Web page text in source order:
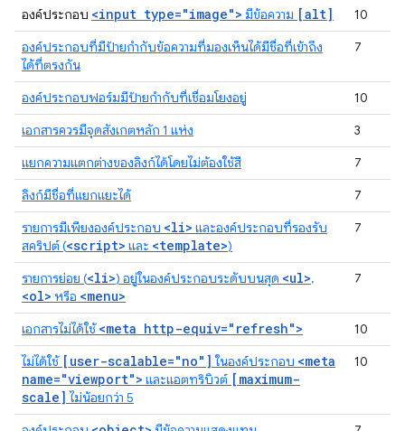
องค์ประกอบ <input type="image"> มีข้อความ [alt]
10
องค์ประกอบที่มีป้ายกำกับข้อความที่มองเห็นได้มีชื่อที่เข้าถึง
ได้ที่ตรงกัน
7
องค์ประกอบฟอร์มมีป้ายกำกับที่เชื่อมโยงอยู่
10
เอกสารควรมีจุดสังเกตหลัก 1 แห่ง
3
แยกความแตกต่างของลิงก์ได้โดยไม่ต้องใช้สี
7
ลิงก์มีชื่อที่แยกแยะได้
7
รายการมีเพียงองค์ประกอบ <li> และองค์ประกอบที่รองรับ
สคริปต์ (<script> และ <template>)
7
รายการย่อย (<li>) อยู่ในองค์ประกอบระดับบนสุด <ul>,
<ol> หรือ <menu>
7
เอกสารไม่ได้ใช้<meta http-equiv="refresh">
10
ไม่ได้ใช้ [user-scalable="no"] ในองค์ประกอบ <meta
name="viewport"> และแอตทริบิวต์ [maximum-
scale] ไม่น้อยกว่า 5
10